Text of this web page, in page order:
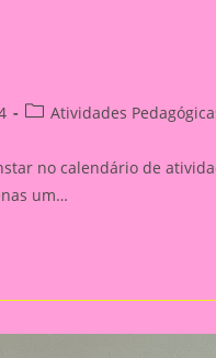
PostAtividades
no calendário de
um…